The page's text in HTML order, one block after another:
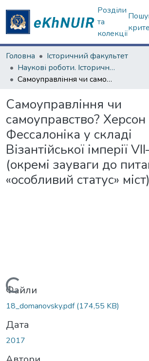
Розділи
та
колекції
Головна
Історичний факультет
Наукові роботи. Історичний факультет
Самоуправління чи самоуправство? Херсон і Феcсалоніка у складі Візантійської імперії VII—IX ст. (окремі зауваги до питання про «особливий статус» міст)
Самоуправління чи
самоуправство? Херсон
Феcсалоніка у складі
Візантійської імперії
(окремі зауваги до
«особливий статус» міст)
Вантажиться...
Файли
18_domanovsky.pdf(174,55 KB)
Дата
2017